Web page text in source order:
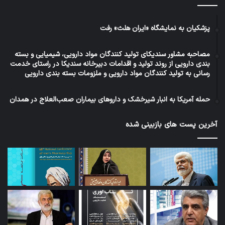
کالاهای مشمول ارز ترجیحی، کالاهای انحصاری و
کالاهای تولیدی دولت قیمت‌گذاری دستوری خواهند
شد.
رئیس اتاق تهران گفت: با توجه به اینکه دارو مشمول
ارز ترجیحی است، قیمت‌گذاری دستوری در این حوزه
ادامه خواهد داشت. اما ما باید در خصوص حذف
ارز ترجیحی در صنعت دارو و انتقال یارانه آن به
انتهای زنجیره تلاش کنیم تا قیمت‌گذاری دستوری از
کالاهای مربوط به سلامت هم خارج شود. اتاق ایران
نیز در این زمینه فعال است.
پزشکیان به نمایشگاه «ایران هلث» رفت
مصاحبه مشاور سندیکای تولید کنندگان مواد دارویی، شیمیایی و بسته
بندی دارویی از روند تولید و اقدامات دبیرخانه سندیکا در راستای خدمت
رسانی به تولید کنندگان مواد دارویی و ملزومات بسته بندی دارویی
حمله آمریکا به انبار شیرخشک و داروهای بیماران صعب‌العلاج در همدان
آخرین پست های بازبینی شده